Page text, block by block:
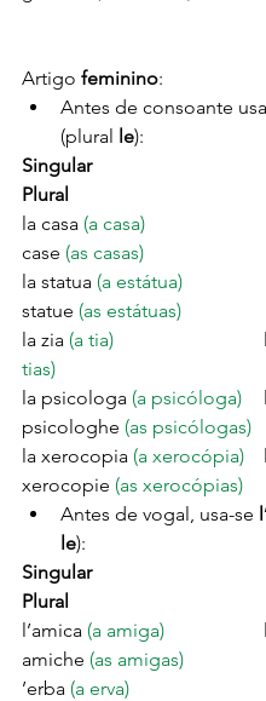
Artigo feminino:
Antes de consoante
(plural le):
Singular
Plural
la casa (a casa)
case (as casas)
la statua (a estátua)
statue (as estátuas)
la zia (a tia)
tias)
la psicologa (a psicóloga)
psicologhe (as psicólogas)
la xerocopia (a xerocópia)
xerocopie (as xerocópias)
Antes de vogal, usa-se
le):
Singular
Plural
l’amica (a amiga)
amiche (as amigas)
’erba (a erva)